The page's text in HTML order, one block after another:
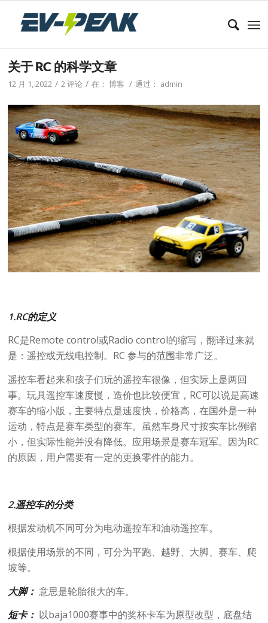
关于 RC 的科学文章
12 月 1, 2022 / 2 评论 / 在：博客 / 通过： admin
1.RC的定义
RC是Remote control或Radio control的缩写，翻译过来就
是：遥控或无线电控制。RC 参与的范围非常广泛。
遥控车看起来和孩子们玩的遥控车很像，但实际上是两回
事。玩具遥控车速度慢，造价也比较便宜，RC可以说是高速
赛车的缩小版，主要特点是速度快，价格高，在国外是一种
运动，特点是赛车类型的赛车。虽然车身尺寸按实车比例缩
小，但实际性能并没有降低。应用场景是赛车冠军。因为RC
的原因，用户需要有一定的更换零件的能力。
2.遥控车的分类
根据发动机不同可分为电动遥控车和油动遥控车。
根据使用场景的不同，可分为平跑、越野、大脚、赛车、爬
坡等。
大脚： 意思是轮胎很大的车。
短卡： 以baja1000赛事中的奖杯卡车为原型改型，底盘结